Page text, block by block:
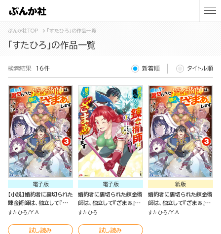
ぶんか社TOP 「すたひろ」の作品一覧
「すたひろ」の作品一覧
検索結果 16件 新着順 タイトル順
電子版
【小説】婚約者に裏切られた
錬金術師は、独立して『ざ
まぁ』します （3）
すたひろ Y.A
試し読み
電子版
婚約者に裏切られた錬金術
師は、独立して『ざまぁ』し
ます コミック版 （7）
すたひろ
試し読み
紙版
婚約者に裏切られた錬金術
師は、独立して『ざまぁ』し
ます（３）
すたひろ Y.A